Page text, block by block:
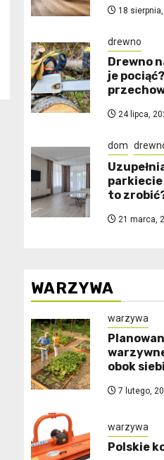
18
drewno
Drewno
je
24 lipca,
dom
parkiecie
to
21 marca,
WARZYWA
warzywa
obok
7 lutego,
warzywa
Polskie